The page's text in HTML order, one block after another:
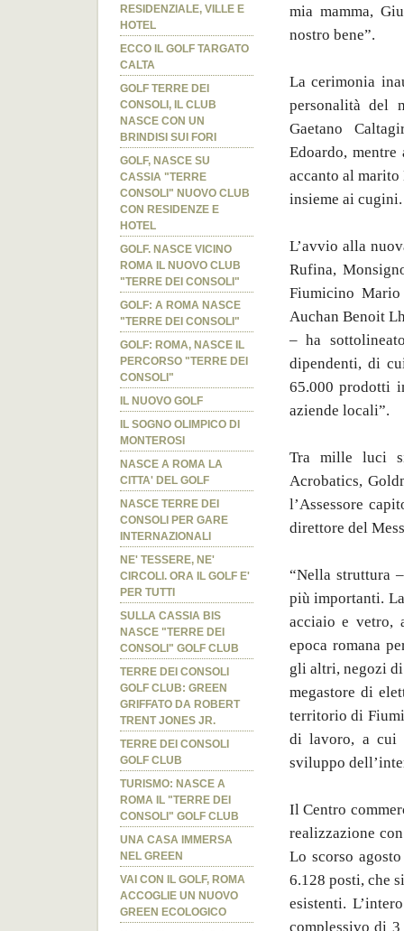
RESIDENZIALE, VILLE E
HOTEL
ECCO IL GOLF TARGATO
CALTA
GOLF TERRE DEI
CONSOLI, IL CLUB
NASCE CON UN
BRINDISI SUI FORI
GOLF, NASCE SU
CASSIA "TERRE
CONSOLI" NUOVO CLUB
CON RESIDENZE E
HOTEL
GOLF. NASCE VICINO
ROMA IL NUOVO CLUB
"TERRE DEI CONSOLI"
GOLF: A ROMA NASCE
"TERRE DEI CONSOLI"
GOLF: ROMA, NASCE IL
PERCORSO "TERRE DEI
CONSOLI"
IL NUOVO GOLF
IL SOGNO OLIMPICO DI
MONTEROSI
NASCE A ROMA LA
CITTA' DEL GOLF
NASCE TERRE DEI
CONSOLI PER GARE
INTERNAZIONALI
NE' TESSERE, NE'
CIRCOLI. ORA IL GOLF E'
PER TUTTI
SULLA CASSIA BIS
NASCE "TERRE DEI
CONSOLI" GOLF CLUB
TERRE DEI CONSOLI
GOLF CLUB: GREEN
GRIFFATO DA ROBERT
TRENT JONES JR.
TERRE DEI CONSOLI
GOLF CLUB
TURISMO: NASCE A
ROMA IL "TERRE DEI
CONSOLI" GOLF CLUB
UNA CASA IMMERSA
NEL GREEN
VAI CON IL GOLF, ROMA
ACCOGLIE UN NUOVO
GREEN ECOLOGICO
mia mamma,
nostro bene”.
La cerimonia
personalità del
Gaetano
Edoardo,
accanto al
insieme ai cugini.
L’avvio alla
Rufina,
Fiumicino
Auchan Benoit
– ha
dipendenti, di
65.000 prodotti
aziende locali”.
Tra mille luci
Acrobatics,
l’Assessore
direttore del
“Nella struttura
più importanti.
acciaio e vetro,
epoca romana
gli altri, negozi
megastore di
territorio di
di lavoro, a cui
sviluppo
Il Centro
realizzazione
Lo scorso
6.128 posti, che
esistenti.
complessivo di